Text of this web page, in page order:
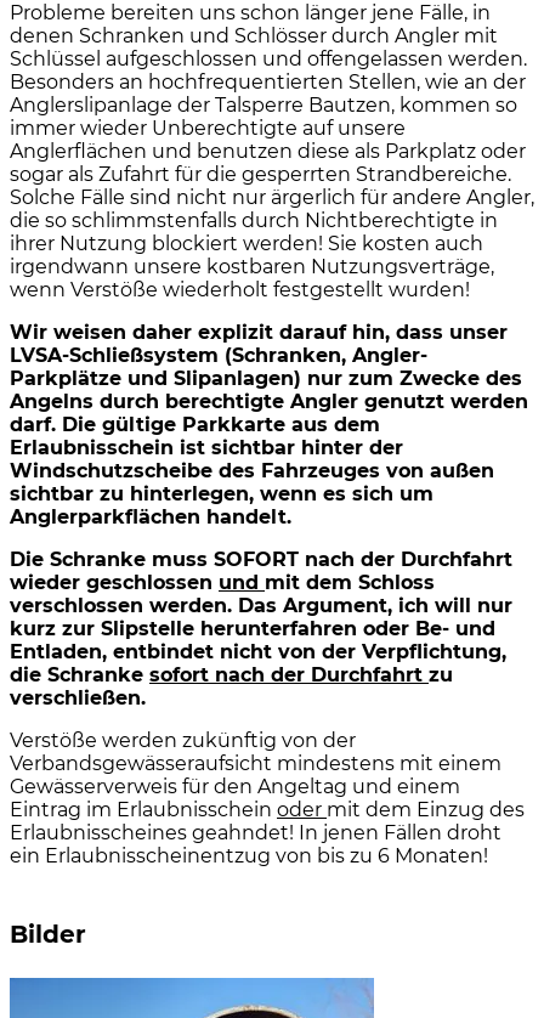
Probleme bereiten uns schon länger jene Fälle, in
denen Schranken und Schlösser durch Angler mit
Schlüssel aufgeschlossen und offengelassen werden.
Besonders an hochfrequentierten Stellen, wie an der
Anglerslipanlage der Talsperre Bautzen, kommen so
immer wieder Unberechtigte auf unsere
Anglerflächen und benutzen diese als Parkplatz oder
sogar als Zufahrt für die gesperrten Strandbereiche.
Solche Fälle sind nicht nur ärgerlich für andere Angler,
die so schlimmstenfalls durch Nichtberechtigte in
ihrer Nutzung blockiert werden! Sie kosten auch
irgendwann unsere kostbaren Nutzungsverträge,
wenn Verstöße wiederholt festgestellt wurden!
Wir weisen daher explizit darauf hin, dass unser
LVSA-Schließsystem (Schranken, Angler-
Parkplätze und Slipanlagen) nur zum Zwecke des
Angelns durch berechtigte Angler genutzt werden
darf. Die gültige Parkkarte aus dem
Erlaubnisschein ist sichtbar hinter der
Windschutzscheibe des Fahrzeuges von außen
sichtbar zu hinterlegen, wenn es sich um
Anglerparkflächen handelt.
Die Schranke muss SOFORT nach der Durchfahrt
wieder geschlossen und mit dem Schloss
verschlossen werden. Das Argument, ich will nur
kurz zur Slipstelle herunterfahren oder Be- und
Entladen, entbindet nicht von der Verpflichtung,
die Schranke sofort nach der Durchfahrt zu
verschließen.
Verstöße werden zukünftig von der
Verbandsgewässeraufsicht mindestens mit einem
Gewässerverweis für den Angeltag und einem
Eintrag im Erlaubnisschein oder mit dem Einzug des
Erlaubnisscheines geahndet! In jenen Fällen droht
ein Erlaubnisscheinentzug von bis zu 6 Monaten!
Bilder